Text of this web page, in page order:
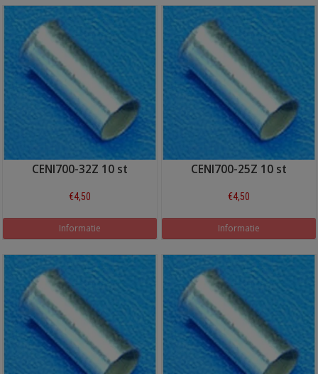
CENI700-32Z 10 st
€4,50
Informatie
CENI700-25Z 10 st
€4,50
Informatie